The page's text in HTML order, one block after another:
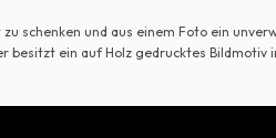
schenken und aus einem Foto ein
besitzt ein auf Holz gedrucktes